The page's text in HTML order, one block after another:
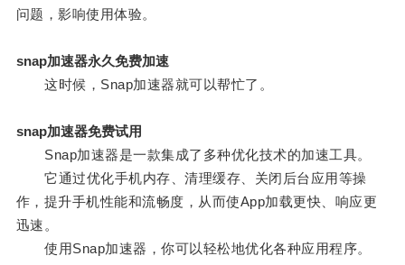
问题，影响使用体验。
snap加速器永久免费加速
这时候，Snap加速器就可以帮忙了。
snap加速器免费试用
Snap加速器是一款集成了多种优化技术的加速工具。
它通过优化手机内存、清理缓存、关闭后台应用等操
作，提升手机性能和流畅度，从而使App加载更快、响应更
迅速。
使用Snap加速器，你可以轻松地优化各种应用程序。